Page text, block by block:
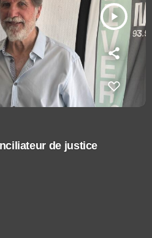
play_arrow
de justice